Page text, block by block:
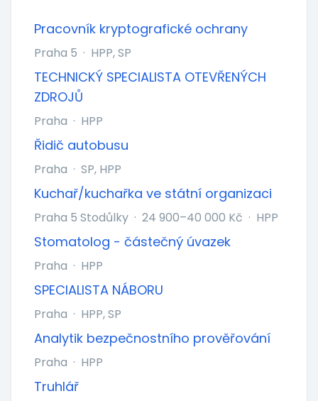
Pracovník kryptografické ochrany
Praha 5 · HPP, SP
TECHNICKÝ SPECIALISTA OTEVŘENÝCH
ZDROJŮ
Praha · HPP
Řidič autobusu
Praha · SP, HPP
Kuchař/kuchařka ve státní organizaci
Praha 5 Stodůlky · 24 900–40 000 Kč · HPP
Stomatolog - částečný úvazek
Praha · HPP
SPECIALISTA NÁBORU
Praha · HPP, SP
Analytik bezpečnostního prověřování
Praha · HPP
Truhlář